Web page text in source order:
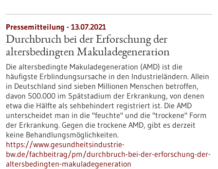
Pressemitteilung - 13.07.2021
Durchbruch bei der Erforschung der
altersbedingten Makuladegeneration
Die altersbedingte Makuladegeneration (AMD) ist die
häufigste Erblindungsursache in den Industrieländern. Allein
in Deutschland sind sieben Millionen Menschen betroffen,
davon 500.000 im Spätstadium der Erkrankung, von denen
etwa die Hälfte als sehbehindert registriert ist. Die AMD
unterscheidet man in die "feuchte" und die "trockene" Form
der Erkrankung. Gegen die trockene AMD, gibt es derzeit
keine Behandlungsmöglichkeiten.
https://www.gesundheitsindustrie-
bw.de/fachbeitrag/pm/durchbruch-bei-der-erforschung-der-
altersbedingten-makuladegeneration